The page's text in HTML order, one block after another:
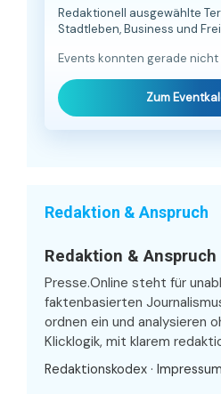
Redaktionell ausgewählte
Stadtleben, Business und
Events konnten gerade
Zum
Redaktion & Anspruch
Redaktion & Anspruch
Presse.Online steht für
faktenbasierten
ordnen ein und analysieren
Klicklogik, mit klarem
Redaktionskodex · Impressum